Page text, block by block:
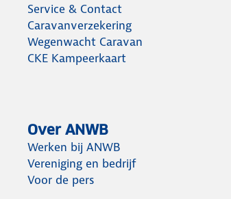
Service & Contact
Caravanverzekering
Wegenwacht Caravan
CKE Kampeerkaart
Over ANWB
Werken bij ANWB
Vereniging en bedrijf
Voor de pers